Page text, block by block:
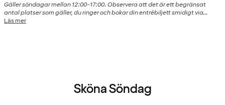
Gäller söndagar mellan 12:00-17:00. Observera att det är ett begränsat
antal platser som gäller, du ringer och bokar din entrébiljett smidigt via...
Läs mer
Sköna Söndag